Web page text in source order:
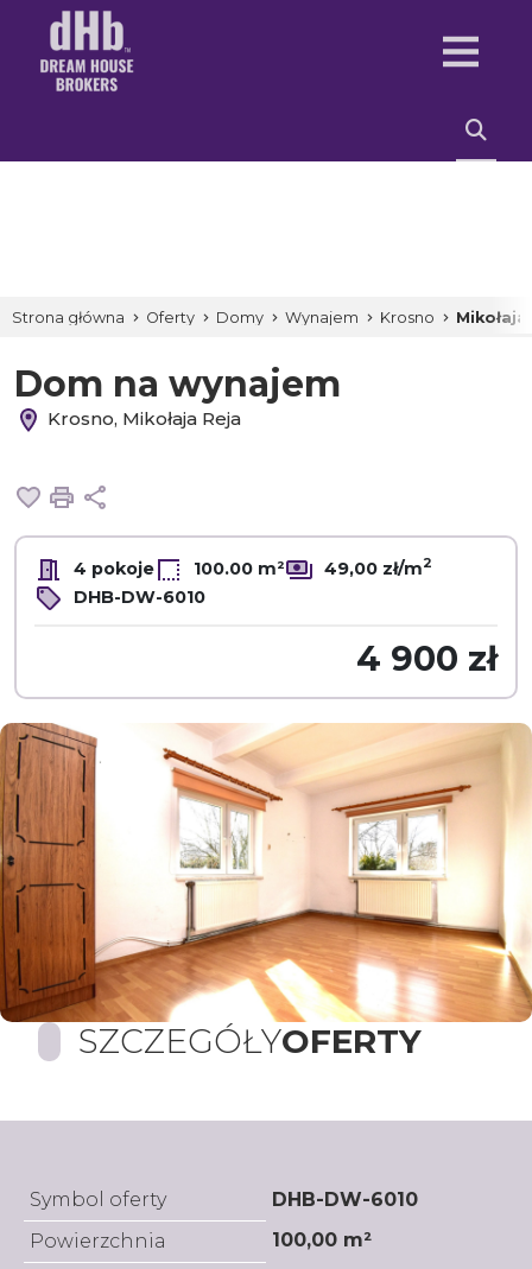
Strona główna Oferty Domy Wynajem Krosno Mikołaja
Dom na wynajem
Krosno, Mikołaja Reja
Dodaj do ulubionych
Drukuj
4 pokoje 100.00 m² 49,00 zł/m2
DHB-DW-6010
4 900 zł
SZCZEGÓŁYOFERTY
Symbol oferty
DHB-DW-6010
Powierzchnia
100,00 m²